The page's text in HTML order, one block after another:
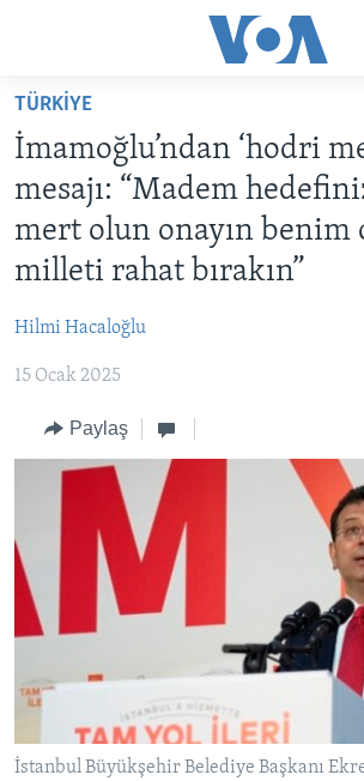
geç
Ana
navigasyona
geç
Aramaya
geç
TÜRKİYE
AMERİKA
ORTADOĞU
ULUSLARARASI
SAĞLIK
BİLİM VE TEKNOLOJİ
EKONOMİ
HAYATTAN
PROGRAMLAR
AMERİKA'DA YAŞAM
UKRAYNA KRİZİ
YAPAY ZEKA
AMERIKA'YA ÖZEL
İNGİLİZCE DERSLERİ
MULTİMEDYA
VİDEO GALERİ
FOTO GALERİ
LEARNING ENGLISH
BIZI TAKIP EDIN
Diller
TÜRKİYE
İmamoğlu’ndan ‘hodri
mesajı: “Madem
mert olun onayın benim
milleti rahat bırakın”
Hilmi Hacaloğlu
15 Ocak 2025
Paylaş
İstanbul Büyükşehir Belediye Başkanı